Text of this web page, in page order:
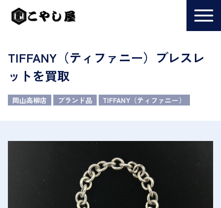
TIFFANY（ティファニー）ブレスレ
ットを買取
岡山高柳店 ブランド品 TIFFANY（ティファニー）